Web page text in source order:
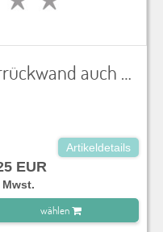
Rustikales Barregal/Barrückwand auch als Raumteiler geeignet, altweiß lackiert, aus alten Weinkisten inkl. Einlegebrettern, LxBxH 140x40x210 cm
Artikeldetails
EUR
wählen